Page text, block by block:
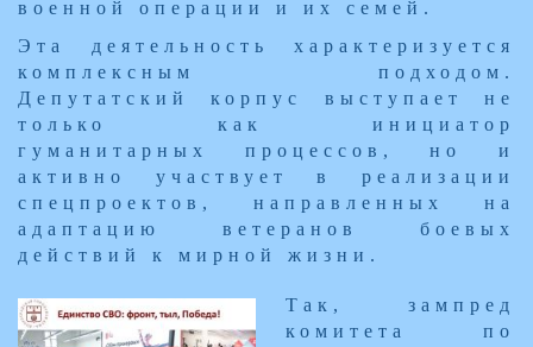
военной операции и их семей.
Эта деятельность характеризуется
комплексным подходом.
Депутатский корпус выступает не
только как инициатор
гуманитарных процессов, но и
активно участвует в реализации
спецпроектов, направленных на
адаптацию ветеранов боевых
действий к мирной жизни.
Так, зампред
комитета по